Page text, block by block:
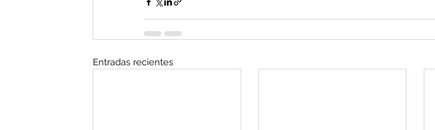
Entradas recientes